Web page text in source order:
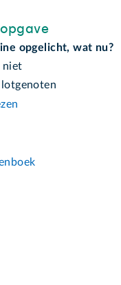
opgelicht, wat nu?
niet